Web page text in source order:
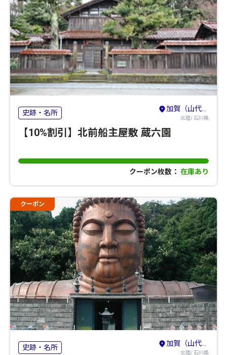
史跡・名所 加賀（山代・山中・粟津）・小松・白山
北陸/ 石川県
【10%割引】北前船主屋敷 蔵六園
クーポン枚数： 在庫あり
クーポン
史跡・名所 加賀（山代・山中・粟津）・小松・白山
北陸/ 石川県